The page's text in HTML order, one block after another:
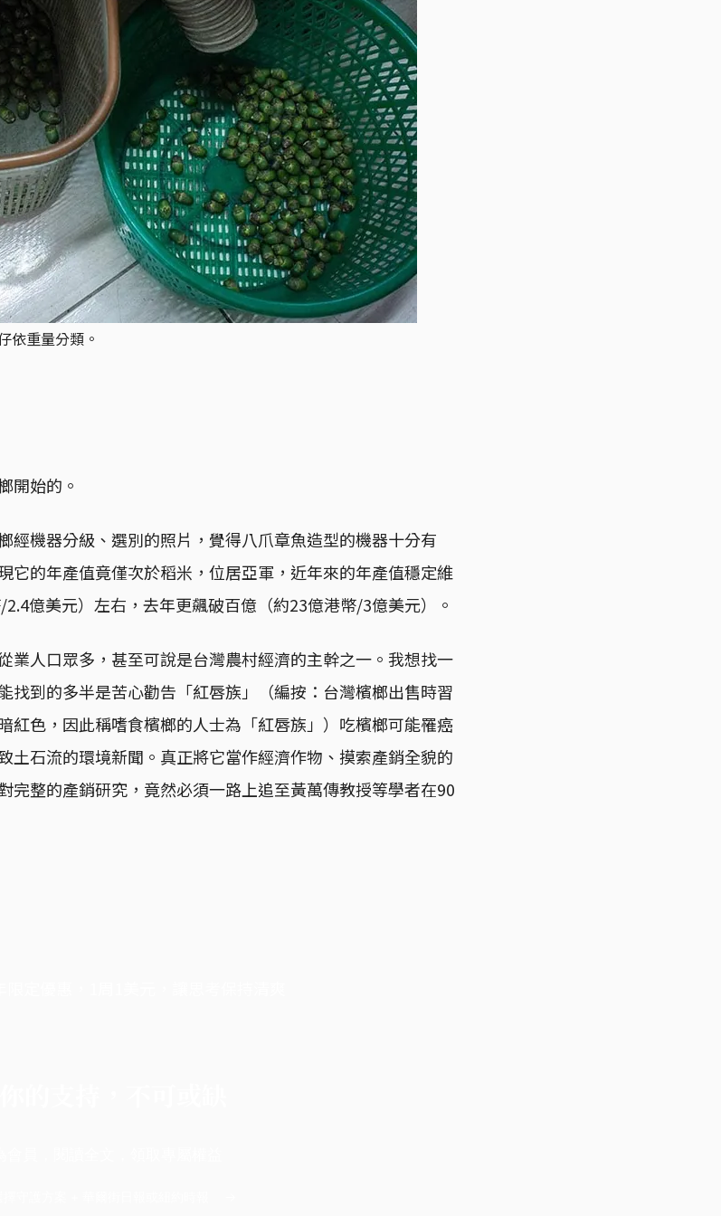
依重量分類。
開始的。
經機器分級、選別的照片，覺得八爪章魚造型的機器十分有
它的年產值竟僅次於稻米，位居亞軍，近年來的年產值穩定維
億美元）左右，去年更飆破百億（約23億港幣/3億美元）。
業人口眾多，甚至可說是台灣農村經濟的主幹之一。我想找一
找到的多半是苦心勸告「紅唇族」（編按：台灣檳榔出售時習
紅色，因此稱嗜食檳榔的人士為「紅唇族」）吃檳榔可能罹癌
土石流的環境新聞。真正將它當作經濟作物、摸索產銷全貌的
完整的產銷研究，竟然必須一路上追至黃萬傳教授等學者在90